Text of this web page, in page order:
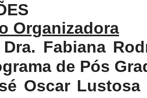
Organizadora
Dra. Fabiana
de Pós
Oscar